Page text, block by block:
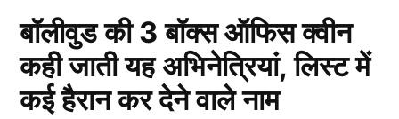
बीसीसीआई ने दिया बड़ा संकेत
बॉलीवुड की 3 बॉक्स ऑफिस क्वीन
कही जाती यह अभिनेत्रियां, लिस्ट में
कई हैरान कर देने वाले नाम